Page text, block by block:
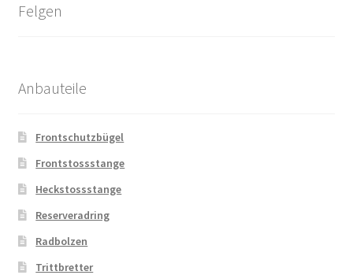
Felgen
Anbauteile
Frontschutzbügel
Frontstossstange
Heckstossstange
Reserveradring
Radbolzen
Trittbretter